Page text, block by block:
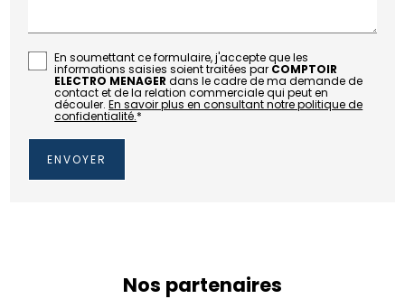
En soumettant ce formulaire, j'accepte que les
informations saisies soient traitées par COMPTOIR
ELECTRO MENAGER dans le cadre de ma demande de
contact et de la relation commerciale qui peut en
découler.En savoir plus en consultant notre politique de
confidentialité.*
Nos partenaires